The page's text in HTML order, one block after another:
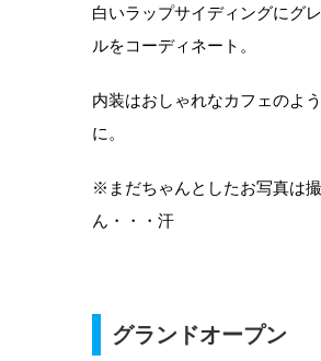
白いラップサイディングにグ
ルをコーディネート。
内装はおしゃれなカフェのよ
に。
※まだちゃんとしたお写真は
ん・・・汗
グランドオープン